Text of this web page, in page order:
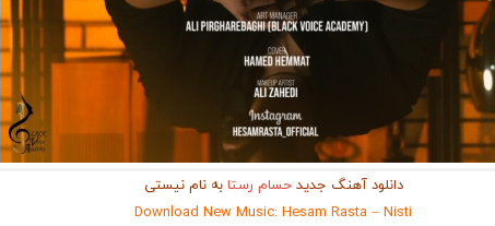
دانلود آهنگ جدیدحسام رستابه نام نیستی
Download New Music: Hesam Rasta – Nisti